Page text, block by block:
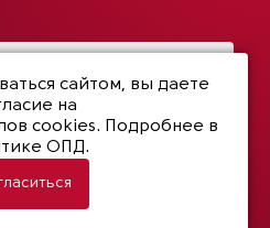
сайтом, вы даете
на
cookies. Подробнее в
ОПД.